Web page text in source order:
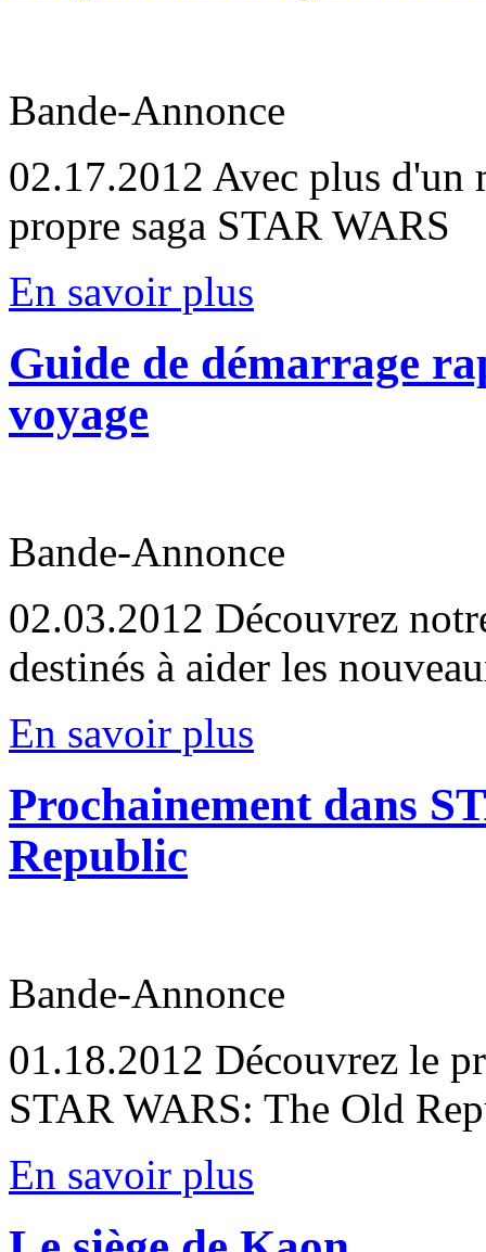
Bande-Annonce
02.17.2012 Avec plus d'un
propre saga STAR WARS
En savoir plus
Guide de démarrage
voyage
Bande-Annonce
02.03.2012 Découvrez
destinés à aider les
En savoir plus
Prochainement dans
Republic
Bande-Annonce
01.18.2012 Découvrez le
STAR WARS: The Old
En savoir plus